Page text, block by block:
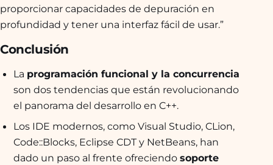
proporcionar capacidades de depuración en
profundidad y tener una interfaz fácil de usar.”
Conclusión
La programación funcional y la concurrencia
son dos tendencias que están revolucionando
el panorama del desarrollo en C++.
Los IDE modernos, como Visual Studio, CLion,
Code::Blocks, Eclipse CDT y NetBeans, han
dado un paso al frente ofreciendo soporte